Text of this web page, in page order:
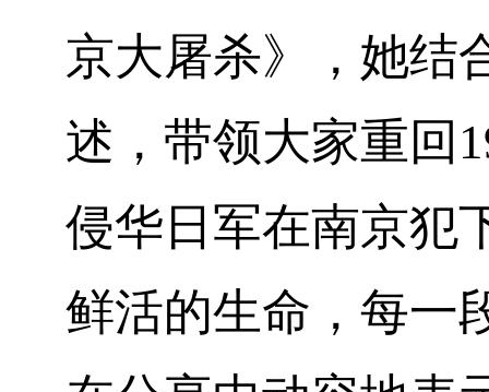
京大屠杀》，她结
述，带领大家重回
侵华日军在南京犯
鲜活的生命，每一